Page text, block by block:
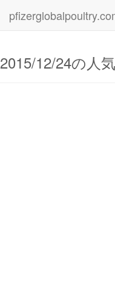
2015/12/24の人